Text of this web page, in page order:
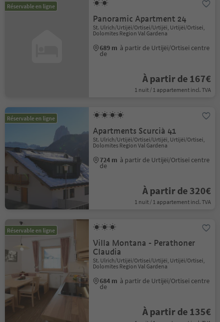
Réservable en ligne
Panoramic Apartment 24
St. Ulrich/Urtijëi/Ortisei/Urtijëi, Urtijëi/Ortisei,
Dolomites Region Val Gardena
689 m à partir de Urtijëi/Ortisei centre
de
À partir de 167€
1 nuit / 1 appartement incl. TVA
Réservable en ligne
Apartments Scurcià 41
St. Ulrich/Urtijëi/Ortisei/Urtijëi, Urtijëi/Ortisei,
Dolomites Region Val Gardena
724 m à partir de Urtijëi/Ortisei centre
de
À partir de 320€
1 nuit / 1 appartement incl. TVA
Réservable en ligne
Villa Montana - Perathoner
Claudia
St. Ulrich/Urtijëi/Ortisei/Urtijëi, Urtijëi/Ortisei,
Dolomites Region Val Gardena
684 m à partir de Urtijëi/Ortisei centre
de
À partir de 135€